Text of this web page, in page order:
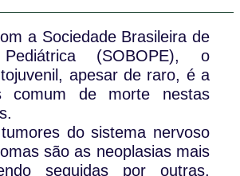
a Sociedade Brasileira de
Pediátrica (SOBOPE), o
apesar de raro, é a
comum de morte nestas
do sistema nervoso
são as neoplasias mais
seguidas por outras,